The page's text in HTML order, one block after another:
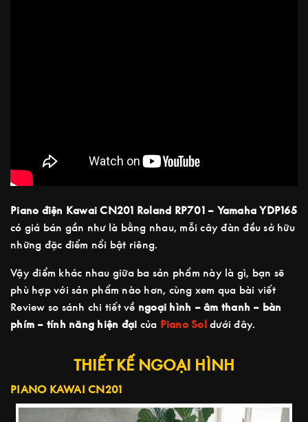
Piano điện Kawai CN201 Roland RP701 – Yamaha YDP165
có giá bán gần như là bằng nhau, mỗi cây đàn đều sở hữu
những đặc điểm nổi bật riêng.
Vậy điểm khác nhau giữa ba sản phẩm này là gì, bạn sẽ
phù hợp với sản phẩm nào hơn, cùng xem qua bài viết
Review so sánh chi tiết về ngoại hình – âm thanh – bàn
phím – tính năng hiện đại của Piano Soldưới đây.
THIẾT KẾ NGOẠI HÌNH
PIANO KAWAI CN201